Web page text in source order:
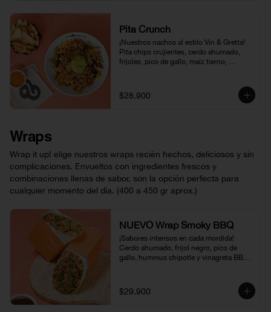
Pita Crunch
¡Nuestros nachos al estilo Vin & Gretta!
Pita chips crujientes, cerdo ahumado,
frijoles, pico de gallo, maíz tierno,
el equilibrio perfecto entre lo fresco y lo
indulgente.
$28.900
Wraps
Wrap it up! elige nuestros wraps recién hechos, deliciosos y sin
complicaciones. Envueltos con ingredientes frescos y
combinaciones llenas de sabor, son la opción perfecta para
cualquier momento del día. (400 a 450 gr aprox.)
NUEVO Wrap Smoky BBQ
¡Sabores intensos en cada mordida!
Cerdo ahumado, frijol negro, pico de
gallo, hummus chipotle y vinagreta BBQ,
carácter, disponible por tiempo limitado
$29.900